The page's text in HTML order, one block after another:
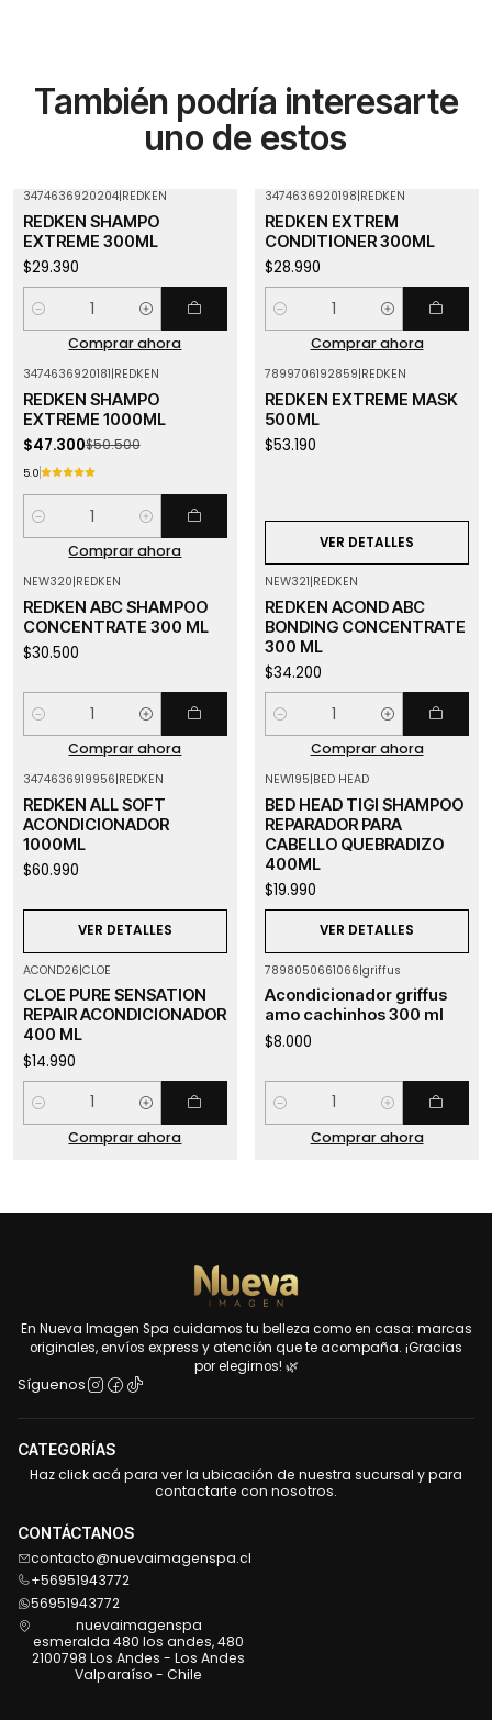
También podría interesarte
uno de estos
3474636920204|REDKEN
REDKEN SHAMPO
EXTREME 300ML
$29.390
Cantidad
Comprar ahora
3474636920198|REDKEN
REDKEN EXTREM
CONDITIONER 300ML
$28.990
Cantidad
Comprar ahora
3474636920181|REDKEN
REDKEN SHAMPO
EXTREME 1000ML
$47.300$50.500
5.0
Cantidad
Comprar ahora
7899706192859|REDKEN
REDKEN EXTREME MASK
500ML
$53.190
VER DETALLES
NEW320|REDKEN
REDKEN ABC SHAMPOO
CONCENTRATE 300 ML
$30.500
Cantidad
Comprar ahora
NEW321|REDKEN
REDKEN ACOND ABC
BONDING CONCENTRATE
300 ML
$34.200
Cantidad
Comprar ahora
3474636919956|REDKEN
REDKEN ALL SOFT
ACONDICIONADOR
1000ML
$60.990
VER DETALLES
NEW195|BED HEAD
BED HEAD TIGI SHAMPOO
REPARADOR PARA
CABELLO QUEBRADIZO
400ML
$19.990
VER DETALLES
ACOND26|CLOE
CLOE PURE SENSATION
REPAIR ACONDICIONADOR
400 ML
$14.990
Cantidad
Comprar ahora
7898050661066|griffus
Acondicionador griffus
amo cachinhos 300 ml
$8.000
Cantidad
Comprar ahora
En Nueva Imagen Spa cuidamos tu belleza como en casa: marcas
originales, envíos express y atención que te acompaña. ¡Gracias
por elegirnos! 🌿
Síguenos
CATEGORÍAS
Haz click acá para ver la ubicación de nuestra sucursal y para
contactarte con nosotros.
CONTÁCTANOS
contacto@nuevaimagenspa.cl
+56951943772
56951943772
nuevaimagenspa
esmeralda 480 los andes, 480
2100798 Los Andes - Los Andes
Valparaíso - Chile